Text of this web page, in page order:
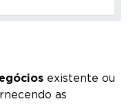
existente ou
as